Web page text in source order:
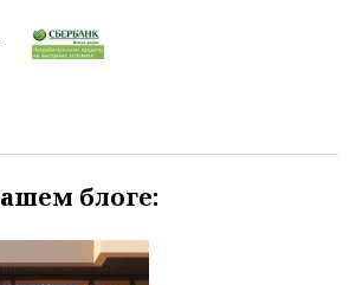
блоге: